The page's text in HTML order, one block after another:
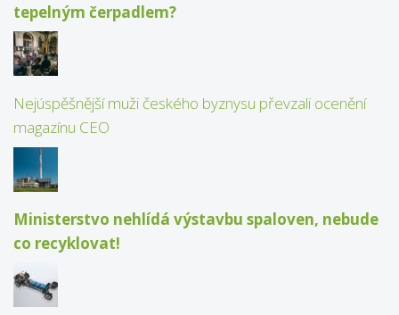
tepelným čerpadlem?
Nejúspěšnější muži českého byznysu převzali ocenění
magazínu CEO
Ministerstvo nehlídá výstavbu spaloven, nebude
co recyklovat!